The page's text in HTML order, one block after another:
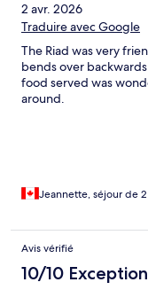
2 avr. 2026
Traduire avec Google
The Riad was very
bends over
food served was
around.
Jeannette, séjour de
Avis vérifié
10/10